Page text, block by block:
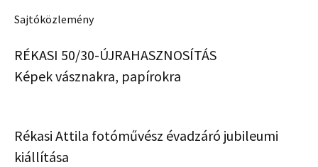
Sajtóközlemény
RÉKASI 50/30-ÚJRAHASZNOSÍTÁS
Képek vásznakra, papírokra
Rékasi Attila fotóművész évadzáró jubileumi
kiállítása